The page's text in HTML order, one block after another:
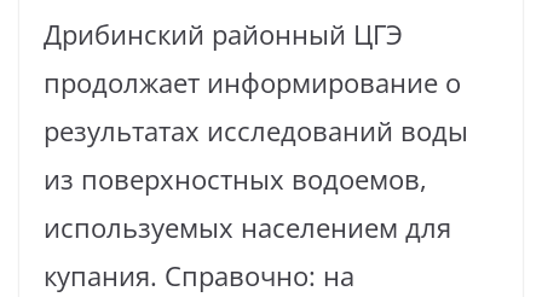
Дрибинский районный ЦГЭ
продолжает информирование о
результатах исследований воды
из поверхностных водоемов,
используемых населением для
купания. Справочно: на